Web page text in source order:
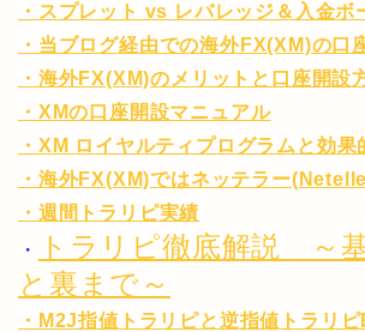
・スプレット vs レバレッジ＆入金ボ
・当ブログ経由での海外FX(XM)の口
・海外FX(XM)のメリットと口座開設
・XMの口座開設マニュアル
・XM ロイヤルティプログラムと効果
・海外FX(XM)ではネッテラー
・週間トラリピ実績
・
トラリピ徹底解説 ～
と裏まで～
・M2J指値トラリピと逆指値トラリ